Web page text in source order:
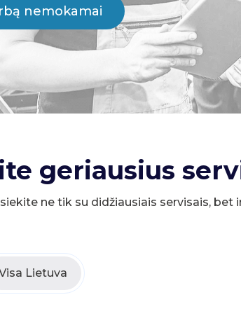
nemokamai
geriausius
ne tik su didžiausiais servisais,
Lietuva